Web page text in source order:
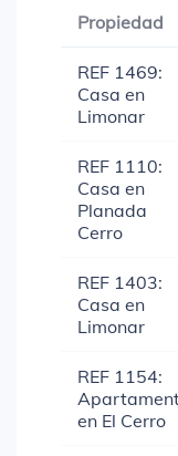
Propiedad
REF 1469:
Casa en
Limonar
REF 1110:
Casa en
Planada
Cerro
REF 1403:
Casa en
Limonar
REF 1154:
en El Cerro